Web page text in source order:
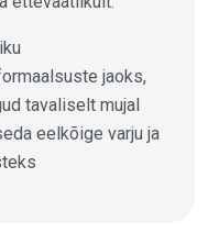
jaoks,
tavaliselt mujal
eelkõige varju ja